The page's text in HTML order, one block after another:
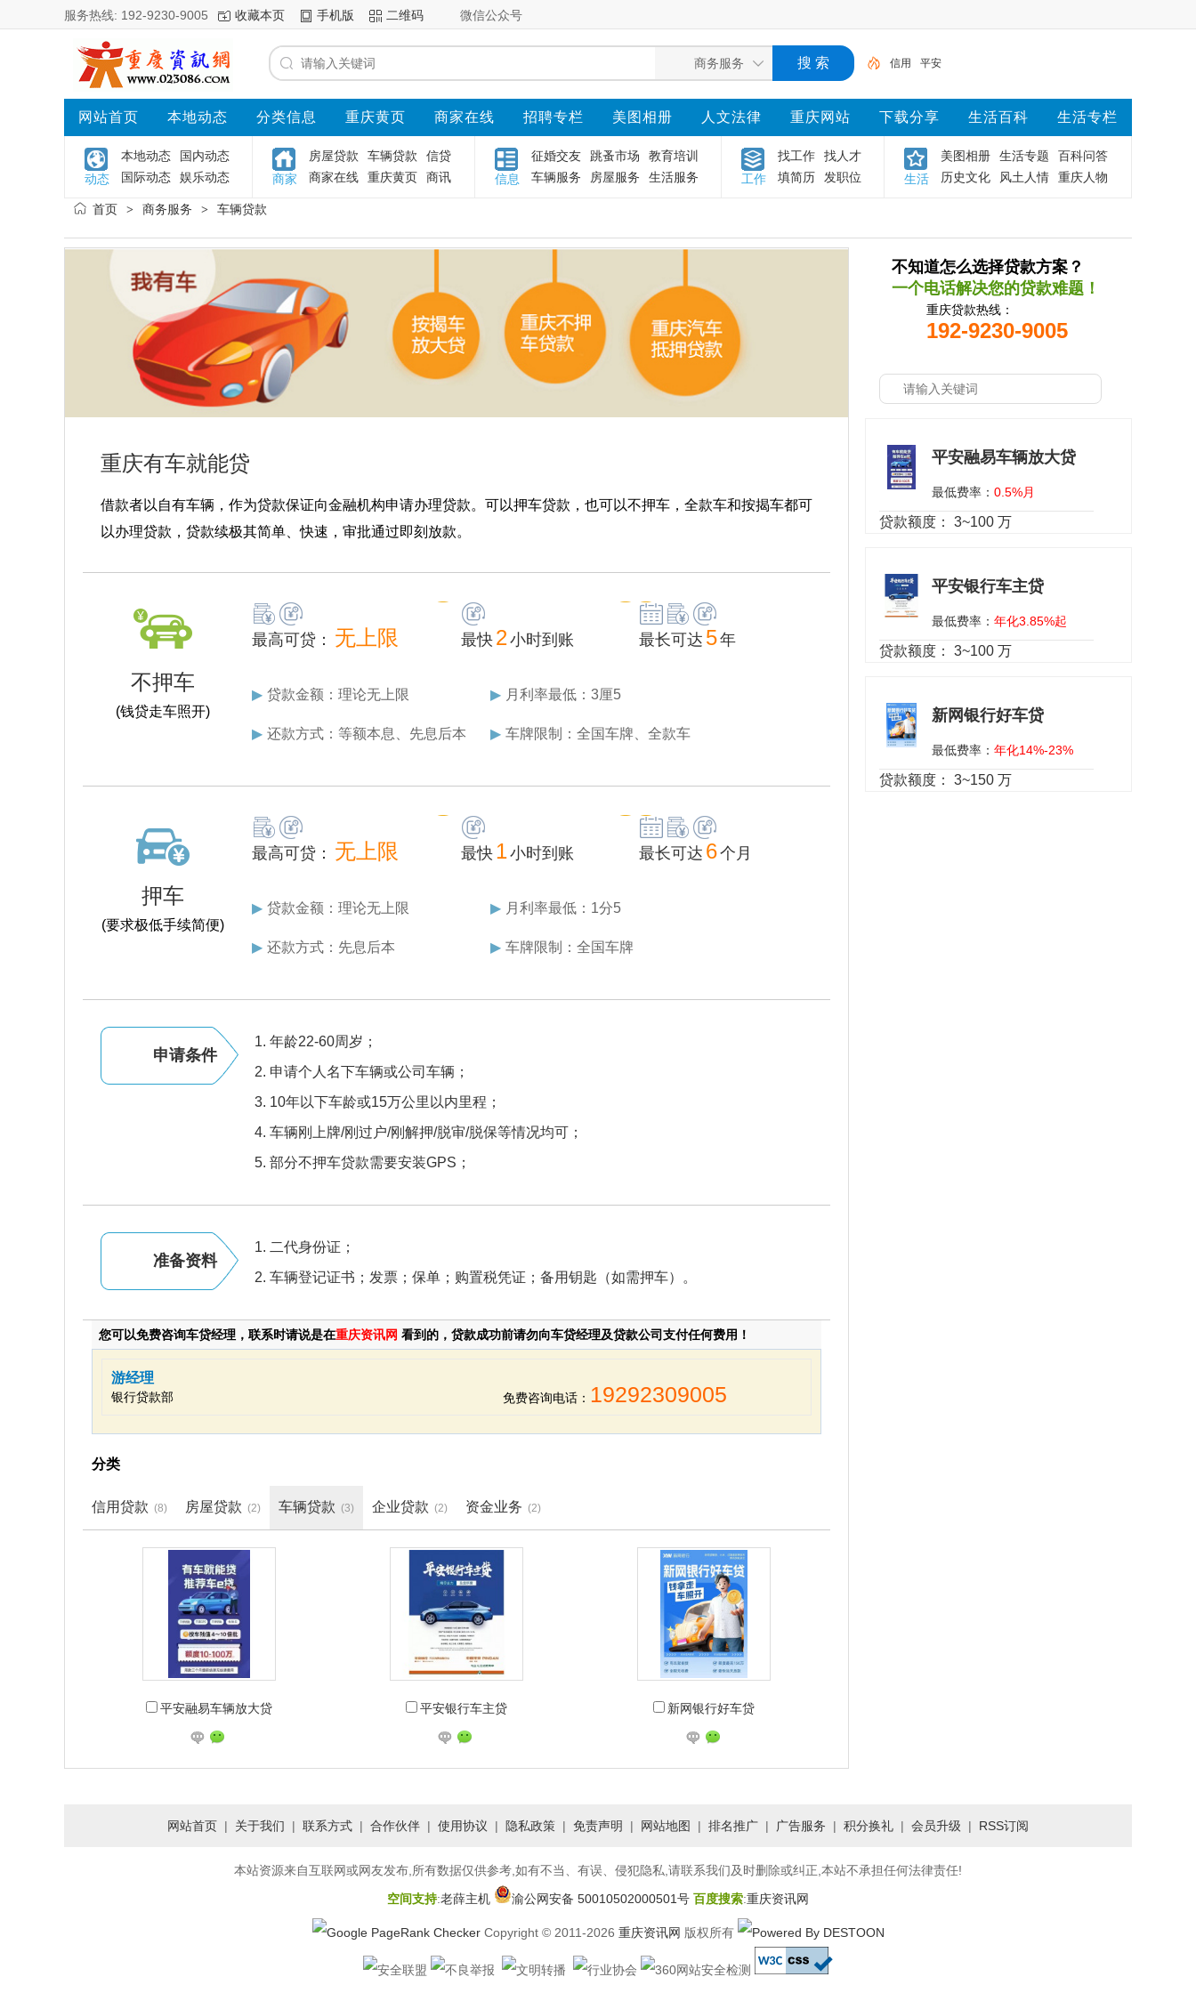
服务热线: 192-9230-9005 收藏本页 手机版 二维码 微信公众号
信用 平安
网站首页 本地动态 分类信息 重庆黄页 商家在线 招聘专栏 美图相册 人文法律 重庆网站 下载分享 生活百科 生活专栏
动态
本地动态
国内动态
国际动态
娱乐动态 商家
房屋贷款 车辆贷款
信贷
商家在线
重庆黄页 商讯 信息
征婚交友 跳蚤市场
教育培训
车辆服务
房屋服务 生活服务 工作
找工作
找人才
填简历
发职位 生活
美图相册 生活专题
百科问答
历史文化
风土人情 重庆人物
首页 > 商务服务 > 车辆贷款
重庆有车就能贷
借款者以自有车辆，作为贷款保证向金融机构申请办理贷款。可以押车贷款，也可以不押车，全款车和按揭车都可
以办理贷款，贷款续极其简单、快速，审批通过即刻放款。
不押车
(钱贷走车照开)
最高可贷： 无上限 最快 2小时到账 最长可达 5年
▶ 贷款金额：理论无上限 ▶ 月利率最低：3厘5
▶ 还款方式：等额本息、先息后本 ▶ 车牌限制：全国车牌、全款车
押车
(要求极低手续简便)
最高可贷： 无上限 最快 1小时到账 最长可达 6个月
▶ 贷款金额：理论无上限 ▶ 月利率最低：1分5
▶ 还款方式：先息后本 ▶ 车牌限制：全国车牌
申请条件
年龄22-60周岁；
申请个人名下车辆或公司车辆；
10年以下车龄或15万公里以内里程；
车辆刚上牌/刚过户/刚解押/脱审/脱保等情况均可；
部分不押车贷款需要安装GPS；
准备资料
二代身份证；
车辆登记证书；发票；保单；购置税凭证；备用钥匙（如需押车）。
您可以免费咨询车贷经理，联系时请说是在重庆资讯网 看到的，贷款成功前请勿向车贷经理及贷款公司支付任何费用！
游经理
银行贷款部 免费咨询电话： 19292309005
分类
信用贷款 (8) 房屋贷款 (2) 车辆贷款 (3) 企业贷款 (2) 资金业务 (2)
平安融易车辆放大贷 平安银行车主贷 新网银行好车贷
不知道怎么选择贷款方案？
一个电话解决您的贷款难题！
重庆贷款热线：
192-9230-9005
平安融易车辆放大贷
最低费率： 0.5%月
贷款额度： 3~100 万
平安银行车主贷
最低费率： 年化3.85%起
贷款额度： 3~100 万
新网银行好车贷
最低费率： 年化14%-23%
贷款额度： 3~150 万
网站首页 | 关于我们 | 联系方式 | 合作伙伴 | 使用协议 | 隐私政策 | 免责声明 | 网站地图 | 排名推广 | 广告服务 | 积分换礼 | 会员升级 | RSS订阅
本站资源来自互联网或网友发布,所有数据仅供参考,如有不当、有误、侵犯隐私,请联系我们及时删除或纠正,本站不承担任何法律责任!
空间支持:老薛主机 渝公网安备 50010502000501号 百度搜索:重庆资讯网
Copyright © 2011-2026 重庆资讯网 版权所有